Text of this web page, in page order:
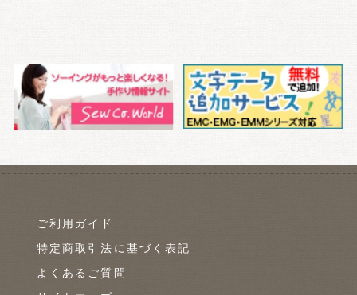
ご利用ガイド
特定商取引法に基づく表記
よくあるご質問